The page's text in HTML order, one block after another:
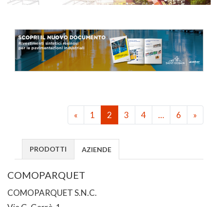
« 1 2 3 4 … 6 »
PRODOTTI AZIENDE
COMOPARQUET
COMOPARQUET S.N.C.